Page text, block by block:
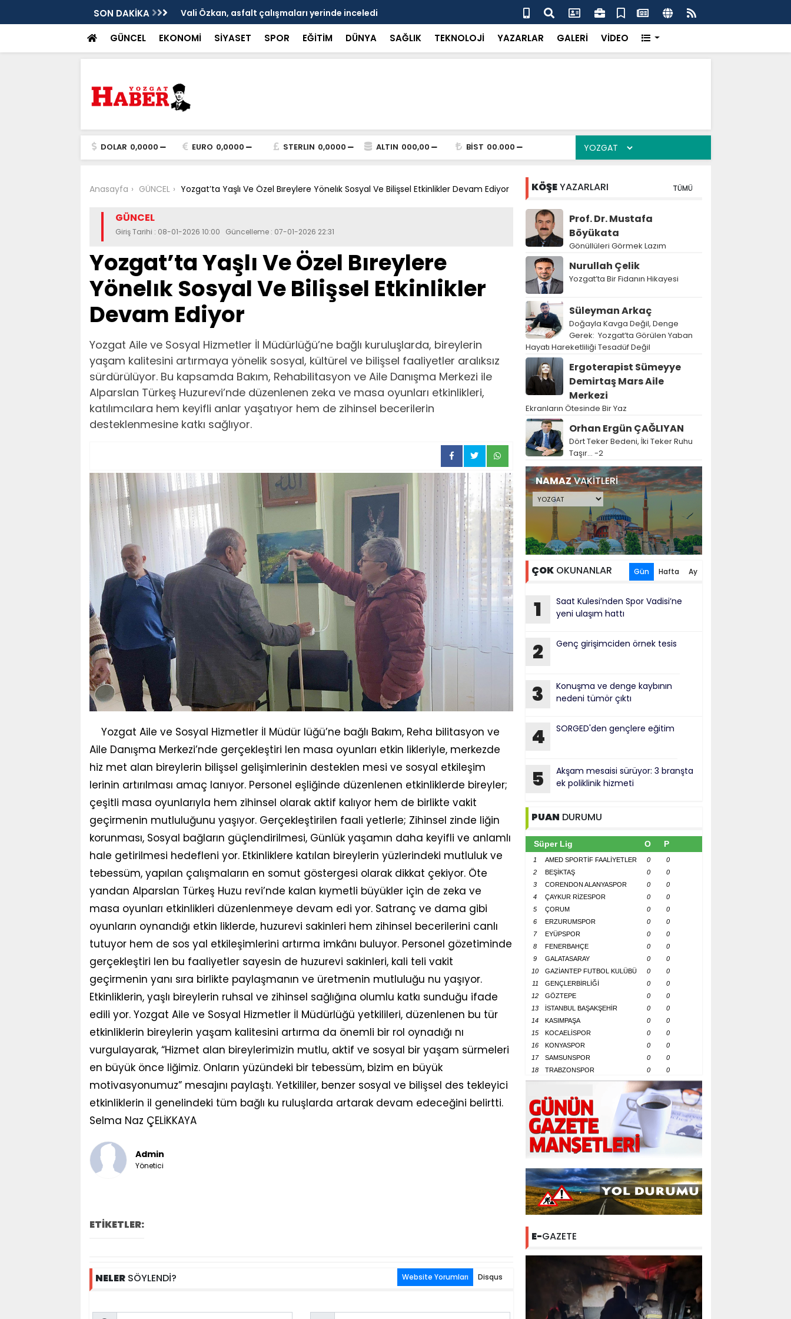
SON DAKİKA Vali Özkan, asfalt çalışmaları yerinde inceledi Bakan Gürlek’ten “Tek Çatı” mesajı
GÜNCEL EKONOMİ SİYASET SPOR EĞİTİM DÜNYA SAĞLIK TEKNOLOJİ YAZARLAR GALERİ VİDEO
DOLAR 0,0000 EURO 0,0000 STERLIN 0,0000 ALTIN 000,00 BİST 00.000
Anasayfa GÜNCEL Yozgat’ta Yaşlı Ve Özel Bıreylere Yönelık Sosyal Ve Bilişsel Etkinlikler Devam Ediyor
GÜNCEL
Giriş Tarihi : 08-01-2026 10:00 Güncelleme : 07-01-2026 22:31
Yozgat’ta Yaşlı Ve Özel Bıreylere
Yönelık Sosyal Ve Bilişsel Etkinlikler
Devam Ediyor
Yozgat Aile ve Sosyal Hizmetler İl Müdürlüğü’ne bağlı kuruluşlarda, bireylerin
yaşam kalitesini artırmaya yönelik sosyal, kültürel ve bilişsel faaliyetler aralıksız
sürdürülüyor. Bu kapsamda Bakım, Rehabilitasyon ve Aile Danışma Merkezi ile
Alparslan Türkeş Huzurevi’nde düzenlenen zeka ve masa oyunları etkinlikleri,
katılımcılara hem keyifli anlar yaşatıyor hem de zihinsel becerilerin
desteklenmesine katkı sağlıyor.
Yozgat Aile ve Sosyal Hizmetler İl Müdür lüğü’ne bağlı Bakım, Reha bilitasyon ve
Aile Danışma Merkezi’nde gerçekleştiri len masa oyunları etkin likleriyle, merkezde
hiz met alan bireylerin bilişsel gelişimlerinin desteklen mesi ve sosyal etkileşim
lerinin artırılması amaç lanıyor. Personel eşliğinde düzenlenen etkinliklerde bireyler;
çeşitli masa oyunlarıyla hem zihinsel olarak aktif kalıyor hem de birlikte vakit
geçirmenin mutluluğunu yaşıyor. Gerçekleştirilen faali yetlerle; Zihinsel zinde liğin
korunması, Sosyal bağların güçlendirilmesi, Günlük yaşamın daha keyifli ve anlamlı
hale getirilmesi hedefleni yor. Etkinliklere katılan bireylerin yüzlerindeki mutluluk ve
tebessüm, yapılan çalışmaların en somut göstergesi olarak dikkat çekiyor. Öte
yandan Alparslan Türkeş Huzu revi’nde kalan kıymetli büyükler için de zeka ve
masa oyunları etkinlikleri düzenlenmeye devam edi yor. Satranç ve dama gibi
oyunların oynandığı etkin liklerde, huzurevi sakinleri hem zihinsel becerilerini canlı
tutuyor hem de sos yal etkileşimlerini artırma imkânı buluyor. Personel gözetiminde
gerçekleştiri len bu faaliyetler sayesin de huzurevi sakinleri, kali teli vakit
geçirmenin yanı sıra birlikte paylaşmanın ve üretmenin mutluluğu nu yaşıyor.
Etkinliklerin, yaşlı bireylerin ruhsal ve zihinsel sağlığına olumlu katkı sunduğu ifade
edili yor. Yozgat Aile ve Sosyal Hizmetler İl Müdürlüğü yetkilileri, düzenlenen bu tür
etkinliklerin bireylerin yaşam kalitesini artırma da önemli bir rol oynadığı nı
vurgulayarak, “Hizmet alan bireylerimizin mutlu, aktif ve sosyal bir yaşam sürmeleri
en büyük önce liğimiz. Onların yüzündeki bir tebessüm, bizim en büyük
motivasyonumuz” mesajını paylaştı. Yetkililer, benzer sosyal ve bilişsel des tekleyici
etkinliklerin il genelindeki tüm bağlı ku ruluşlarda artarak devam edeceğini belirtti.
Selma Naz ÇELİKKAYA
Admin
Yönetici
ETİKETLER:
NELERSÖYLENDİ? Website Yorumları Disqus
KÖŞEYAZARLARI TÜMÜ
Prof. Dr. Mustafa
Böyükata
Gönüllüleri Görmek Lazım
Nurullah Çelik
Yozgat’ta Bir Fidanın Hikayesi
Süleyman Arkaç
Doğayla Kavga Değil, Denge
Gerek: Yozgat’ta Görülen Yaban
Hayatı Hareketliliği Tesadüf Değil
Ergoterapist Sümeyye
Demirtaş Mars Aile
Merkezi
Ekranların Ötesinde Bir Yaz
Orhan Ergün ÇAĞLIYAN
Dört Teker Bedeni, İki Teker Ruhu
Taşır… -2
NAMAZVAKİTLERİ
ÇOKOKUNANLAR Gün Hafta Ay
1
Saat Kulesi’nden Spor Vadisi’ne
yeni ulaşım hattı
2 Genç girişimciden örnek tesis
3
Konuşma ve denge kaybının
nedeni tümör çıktı
4 SORGED'den gençlere eğitim
5
Akşam mesaisi sürüyor: 3 branşta
ek poliklinik hizmeti
PUAN DURUMU
Süper Lig O P
1 AMED SPORTİF FAALİYETLER 0
0
2
BEŞİKTAŞ 0
0
3
CORENDON ALANYASPOR 0
0
4
ÇAYKUR RİZESPOR 0
0
5
ÇORUM 0
0
6
ERZURUMSPOR 0
0
7
EYÜPSPOR 0
0
8
FENERBAHÇE 0
0
9
GALATASARAY 0
0
10
GAZİANTEP FUTBOL KULÜBÜ 0
0
11
GENÇLERBİRLİĞİ 0
0
12
GÖZTEPE 0
0
13
İSTANBUL BAŞAKŞEHİR 0
0
14
KASIMPAŞA 0
0
15
KOCAELİSPOR 0
0
16
KONYASPOR 0
0
17
SAMSUNSPOR 0
0
18
TRABZONSPOR 0 0
E-GAZETE